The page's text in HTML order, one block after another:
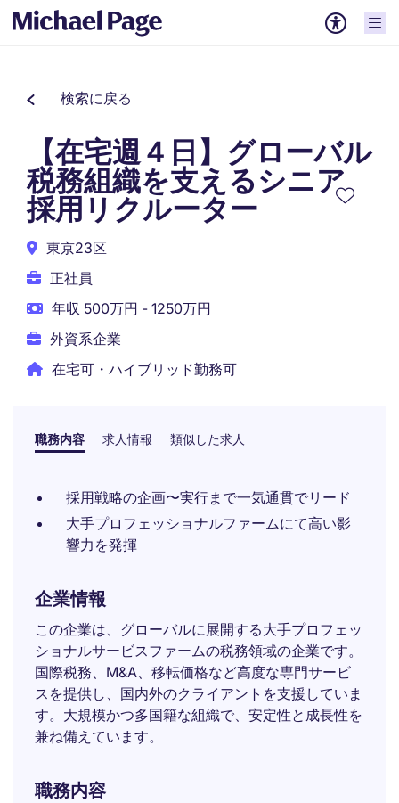
検索に戻る
【在宅週４日】グローバル
税務組織を支えるシニア
採用リクルーター
東京23区
正社員
年収 500万円 - 1250万円
外資系企業
在宅可・ハイブリッド勤務可
職務内容 求人情報 類似した求人
採用戦略の企画〜実行まで一気通貫でリード
大手プロフェッショナルファームにて高い影
響力を発揮
企業情報
この企業は、グローバルに展開する大手プロフェッ
ショナルサービスファームの税務領域の企業です。
国際税務、M&A、移転価格など高度な専門サービ
スを提供し、国内外のクライアントを支援していま
す。大規模かつ多国籍な組織で、安定性と成長性を
兼ね備えています。
職務内容